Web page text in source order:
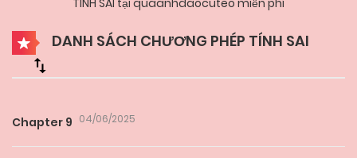
DANH SÁCH CHƯƠNG PHÉP TÍNH SAI
Chapter 9 04/06/2025